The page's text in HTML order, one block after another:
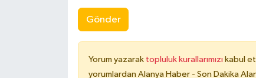
Gönder
Yorum yazarak topluluk kurallarımızı kabul
yorumlardan Alanya Haber - Son Dakika